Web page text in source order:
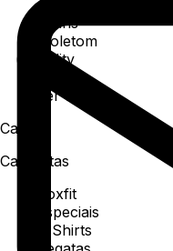
Jeans
Moletom
Utility
Ver todos
Camisa
Camisetas
Boxfit
Especiais
T-Shirts